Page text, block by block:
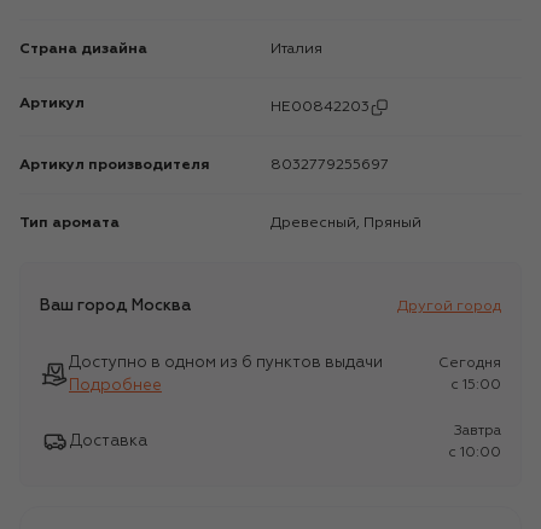
Страна дизайна Италия
Артикул HE00842203
Артикул производителя 8032779255697
Тип аромата Древесный, Пряный
Ваш город Москва Другой город
Доступно в одном из 6 пунктов выдачи
Подробнее
Сегодня
c 15:00
Доставка
Завтра
c 10:00